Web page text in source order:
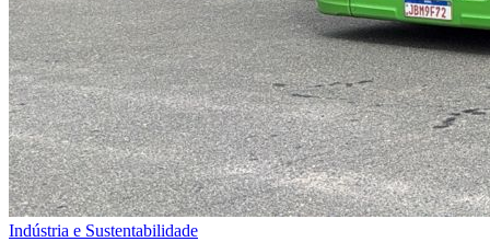
Indústria e Sustentabilidade